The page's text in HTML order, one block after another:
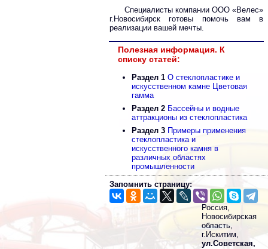
Специалисты компании ООО «Велес»
г.Новосибирск готовы помочь вам в
реализации вашей мечты.
Полезная информация. К
списку статей:
Раздел 1 О стеклопластике и
искусственном камне Цветовая
гамма
Раздел 2 Бассейны и водные
аттракционы из стеклопластика
Раздел 3 Примеры применения
стеклопластика и
искусственного камня в
различных областях
промышленности
Запомнить страницу:
Россия,
Новосибирская
область,
г.Искитим,
ул.Советская,